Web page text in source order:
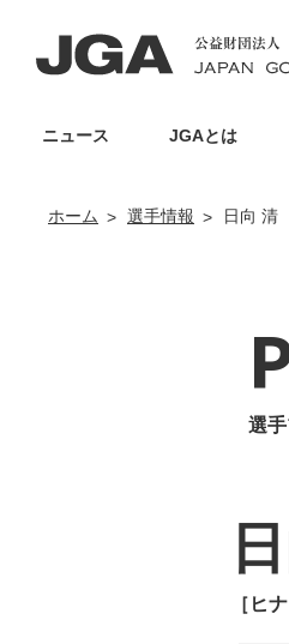
ニュース JGAとは
ホーム 選手情報 日向 清
選
［ヒ